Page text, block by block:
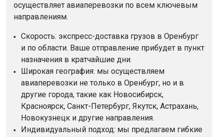
осуществляет авиаперевозки по всем ключевым
направлениям.
Скорость: экспресс-доставка грузов в Оренбург
и по области. Ваше отправление прибудет в пункт
назначения в кратчайшие дни.
Широкая география: мы осуществляем
авиаперевозки не только в Оренбург, но и в
другие города, такие как Новосибирск,
Красноярск, Санкт-Петербург, Якутск, Астрахань,
Новокузнецк и другие направления.
Индивидуальный подход: мы предлагаем гибкие